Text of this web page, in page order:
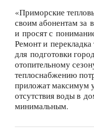
«Приморские
своим абонентам за
и просят с
Ремонт и
для подготовки
отопительному
теплоснабжению
приложат максимум
отсутствия воды в
минимальным.